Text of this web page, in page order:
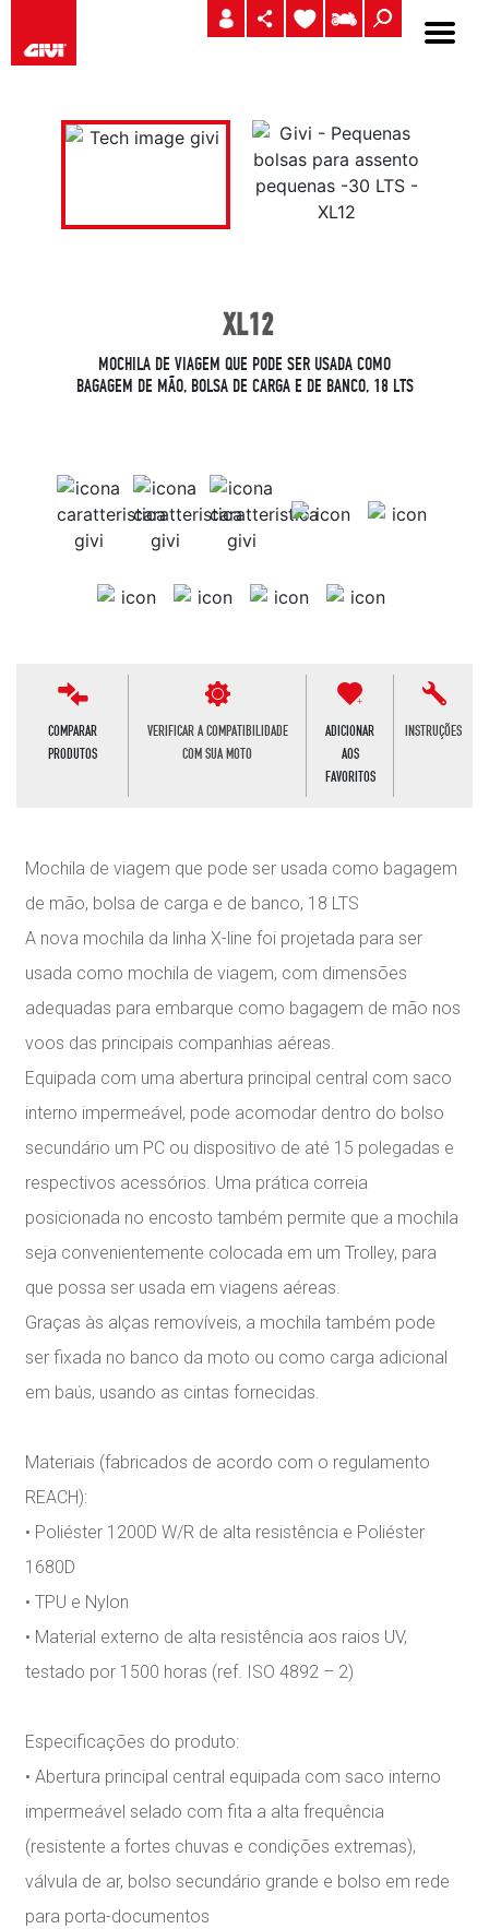
XL12
MOCHILA DE VIAGEM QUE PODE SER USADA COMO
BAGAGEM DE MÃO, BOLSA DE CARGA E DE BANCO, 18 LTS
COMPARAR
PRODUTOS
VERIFICAR A COMPATIBILIDADE
COM SUA MOTO
ADICIONAR
AOS
FAVORITOS
INSTRUÇÕES
Mochila de viagem que pode ser usada como bagagem
de mão, bolsa de carga e de banco, 18 LTS
A nova mochila da linha X-line foi projetada para ser
usada como mochila de viagem, com dimensões
adequadas para embarque como bagagem de mão nos
voos das principais companhias aéreas.
Equipada com uma abertura principal central com saco
interno impermeável, pode acomodar dentro do bolso
secundário um PC ou dispositivo de até 15 polegadas e
respectivos acessórios. Uma prática correia
posicionada no encosto também permite que a mochila
seja convenientemente colocada em um Trolley, para
que possa ser usada em viagens aéreas.
Graças às alças removíveis, a mochila também pode
ser fixada no banco da moto ou como carga adicional
em baús, usando as cintas fornecidas.
Materiais (fabricados de acordo com o regulamento
REACH):
• Poliéster 1200D W/R de alta resistência e Poliéster
1680D
• TPU e Nylon
• Material externo de alta resistência aos raios UV,
testado por 1500 horas (ref. ISO 4892 – 2)
Especificações do produto:
• Abertura principal central equipada com saco interno
impermeável selado com fita a alta frequência
(resistente a fortes chuvas e condições extremas),
válvula de ar, bolso secundário grande e bolso em rede
para porta-documentos